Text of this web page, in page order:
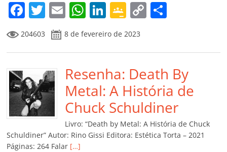
F
a
c
e
b
o
o
k
T
w
itt
er
E
m
ai
l
W
at
s
A
p
p
Li
k
e
dI
n
G
o
o
gl
e
Cl
a
ss
ro
C
y
Li
n
k
p
ar
til
h
ar
204603 8 de fevereiro de 2023
Resenha: Death By
Metal: A História de
Chuck Schuldiner
Livro: “Death by Metal: A História de Chuck
Schuldiner” Autor: Rino Gissi Editora: Estética Torta – 2021
Páginas: 264 Falar […]